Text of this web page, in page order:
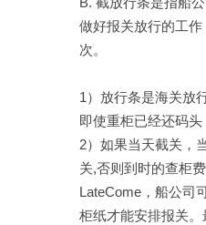
做好报关放行的工
次。
1）放行条是海关放
即使重柜已经还码
2）如果当天截关，
关,否则到时的查柜
LateCome，船公司
柜纸才能安排报关。